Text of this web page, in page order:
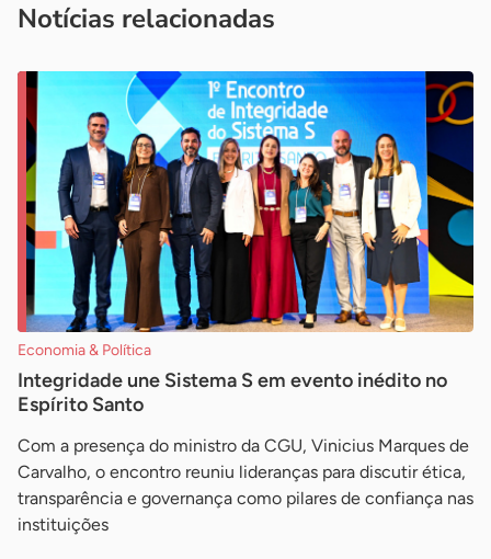
Notícias relacionadas
Economia & Política
Integridade une Sistema S em evento inédito no
Espírito Santo
Com a presença do ministro da CGU, Vinicius Marques de
Carvalho, o encontro reuniu lideranças para discutir ética,
transparência e governança como pilares de confiança nas
instituições